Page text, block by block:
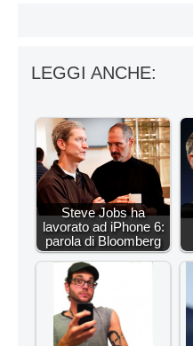
LEGGI ANCHE:
Steve Jobs ha
lavorato ad iPhone 6:
parola di Bloomberg